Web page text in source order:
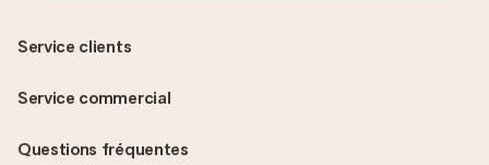
Questions fréquentes
Service clients
Service commercial